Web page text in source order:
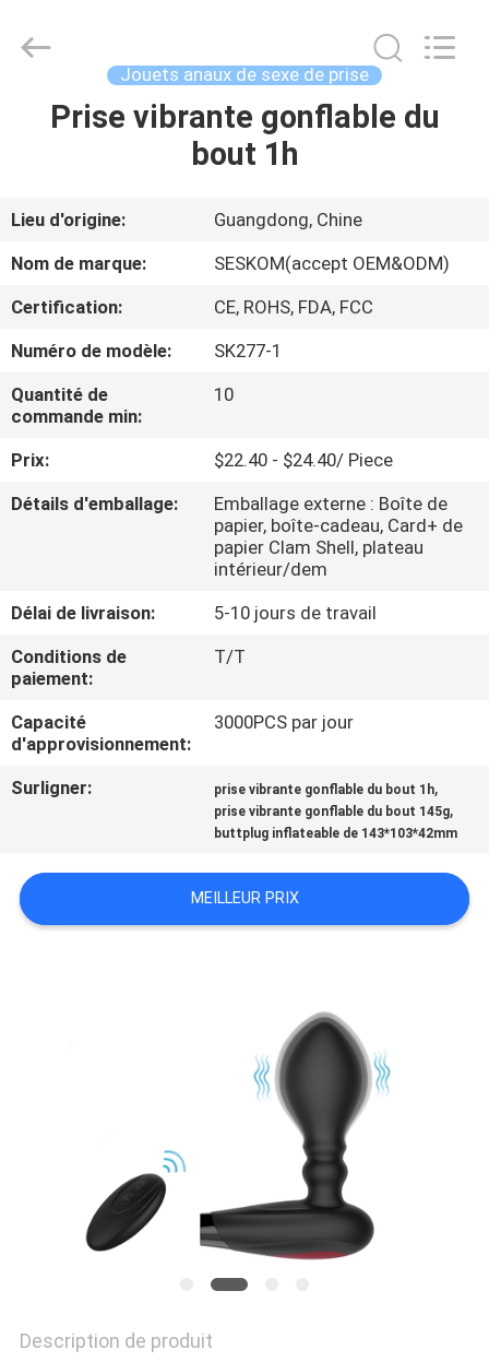
MAISON
VR
SHOW
A
PROPOS
NOUS
CONTRÔLE
DE
QUALITÉ
CONTACTEZ-
NOUVELLES
PRIVACY
2026
SHENZHEN
Jouets anaux de sexe de prise
Prise vibrante gonflable du
bout 1h
Lieu d'origine:
Guangdong, Chine
Nom de marque:
SESKOM(accept OEM&ODM)
Certification:
CE, ROHS, FDA, FCC
Numéro de modèle:
SK277-1
Quantité de
commande min:
10
Prix:
$22.40 - $24.40/ Piece
Détails d'emballage:
Emballage externe : Boîte de
papier, boîte-cadeau, Card+ de
papier Clam Shell, plateau
intérieur/dem
Délai de livraison:
5-10 jours de travail
Conditions de
paiement:
T/T
Capacité
d'approvisionnement:
3000PCS par jour
Surligner: prise vibrante gonflable du bout 1h,
prise vibrante gonflable du bout 145g,
buttplug inflateable de 143*103*42mm
MEILLEUR PRIX
Description de produit